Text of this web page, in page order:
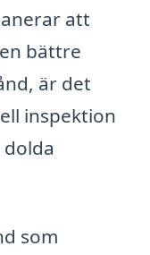
att
bättre
är det
inspektion
som